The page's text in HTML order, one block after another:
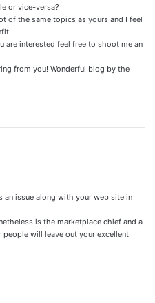
or vice-versa?
of the same topics as yours and I feel
are interested feel free to shoot me an
from you! Wonderful blog by the
an issue along with your web site in
is the marketplace chief and a
will leave out your excellent